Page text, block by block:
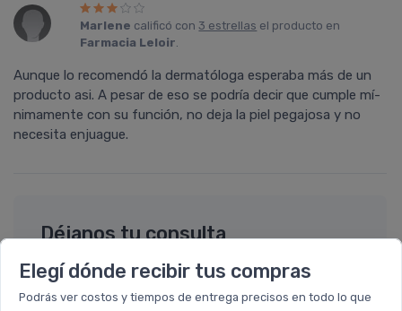
Elegí dónde recibir tus compras
Podrás ver costos y tiempos de entrega precisos en todo lo que
Marlene calificó con 3 estrellas el producto en
Farmacia Leloir.
Aunque lo recomendó la dermatóloga esperaba más de un
producto asi. A pesar de eso se podrí­a decir que cumple mí­
nimamente con su función, no deja la piel pegajosa y no
necesita enjuague.
Déjanos tu consulta
Nombre completo* (ej. Diego Lopez)